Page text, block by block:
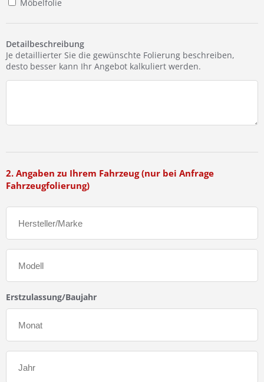
Möbelfolie
Detailbeschreibung
Je detaillierter Sie die gewünschte Folierung beschreiben,
desto besser kann Ihr Angebot kalkuliert werden.
2. Angaben zu Ihrem Fahrzeug (nur bei Anfrage
Fahrzeugfolierung)
Erstzulassung/Baujahr